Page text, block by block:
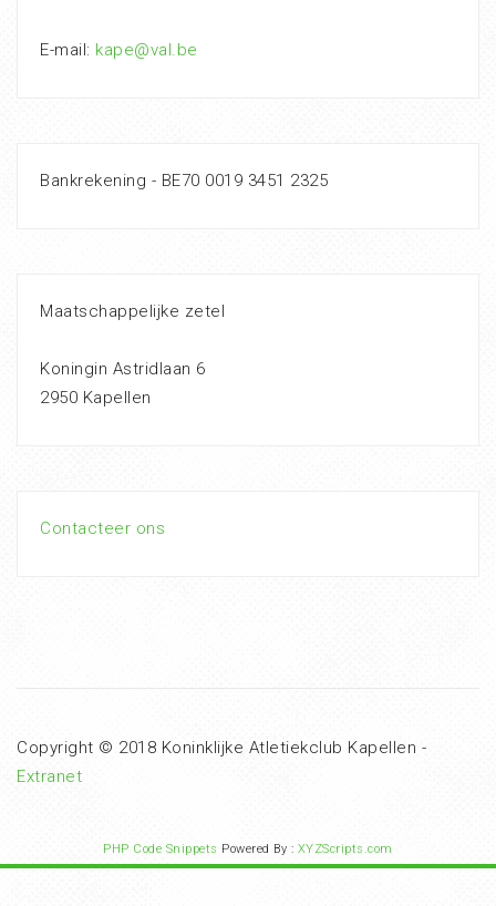
E-mail: kape@val.be
Bankrekening - BE70 0019 3451 2325
Maatschappelijke zetel
Koningin Astridlaan 6
2950 Kapellen
Contacteer ons
Copyright © 2018 Koninklijke Atletiekclub Kapellen -
Extranet
PHP Code Snippets Powered By : XYZScripts.com